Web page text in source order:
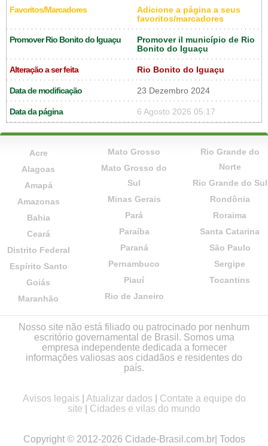
Favoritos/Marcadores
Adicione a página a seus
favoritos/marcadores
Promover Rio Bonito do Iguaçu
Promover il município de Rio
Bonito do Iguaçu
Alteração a ser feita Rio Bonito do Iguaçu
Data de modificação 23 Dezembro 2024
Data da página 6 Agosto 2026 05:17
Acre
Alagoas
Amapá
Amazonas
Bahia
Ceará
Distrito Federal
Espírito Santo
Goiás
Maranhão
Mato Grosso
Mato Grosso do
Sul
Minas Gerais
Pará
Paraíba
Paraná
Pernambuco
Piauí
Rio de Janeiro
Rio Grande do
Norte
Rio Grande do Sul
Rondônia
Roraima
Santa Catarina
São Paulo
Sergipe
Tocantins
Nosso site não está filiado ou patrocinado por nenhum
escritório governamental de Brasil. Somos uma
empresa independente dedicada a fornecer
informações valiosas aos cidadãos e residentes do
país.
Avisos legais Atualizar dados
Contate a equipe do
site
Cidades e vilas do mundo
Copyright © 2012-2026 Cidade-Brasil.com.br| Todos